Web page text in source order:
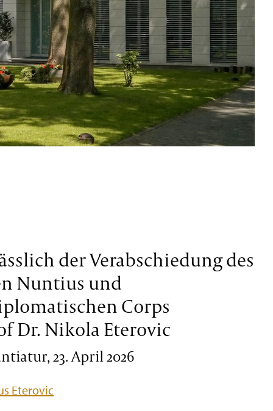
der Verabschiedung des
Nuntius und
Corps
Dr. Nikola Eterovic
23. April 2026
Eterovic